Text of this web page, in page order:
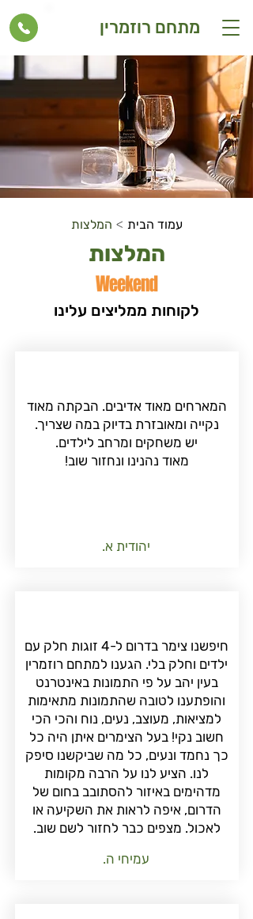
מתחם רוזמרין
עמוד הבית > המלצות
המלצות
לקוחות ממליצים עלינו
המארחים מאוד אדיבים. הבקתה מאוד
נקייה ומאובזרת בדיוק במה שצריך.
יש משחקים ומרחב לילדים.
מאוד נהנינו ונחזור שוב!
יהודית א.
חיפשנו צימר בדרום ל-4 זוגות חלק עם
ילדים וחלק בלי. הגענו למתחם רוזמרין
בעין יהב על פי התמונות באינטרנט
והופתענו לטובה שהתמונות מתאימות
למציאות, מעוצב, נעים, נוח והכי הכי
חשוב נקי! בעל הצימרים איתן היה כל
כך נחמד ונעים, כל מה שביקשנו סיפק
לנו. הציע לנו על הרבה מקומות
מדהימים באיזור להסתובב בחום של
הדרום, איפה לראות את השקיעה או
לאכול. מצפים כבר לחזור לשם שוב.
עמיחי ה.